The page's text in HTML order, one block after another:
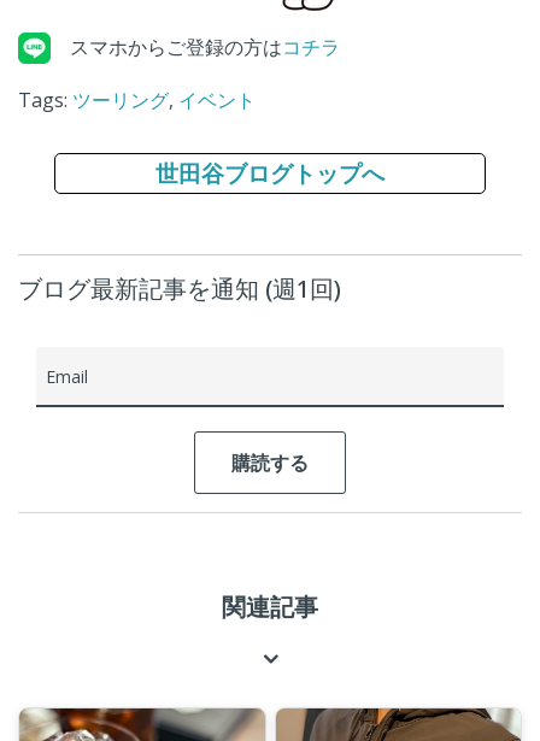
スマホからご登録の方はコチラ
Tags: ツーリング, イベント
世田谷ブログトップへ
ブログ最新記事を通知 (週1回)
Email
関連記事